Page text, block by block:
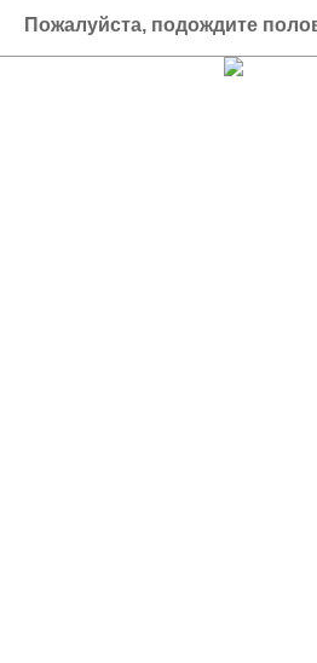
Пожалуйста, подождите